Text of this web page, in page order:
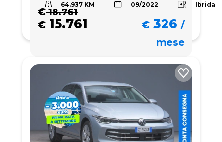
64.937 KM 09/2022 Ibrida
€18.761
€ 15.761 € 326 /
mese